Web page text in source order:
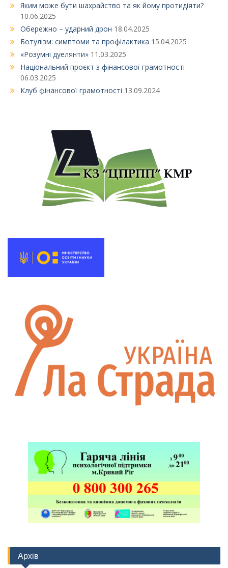
Яким може бути шахрайство та як йому протидіяти?
10.06.2025
Обережно – ударний дрон 18.04.2025
Ботулізм: симптоми та профілактика 15.04.2025
«Розумні дуелянти» 11.03.2025
Національний проєкт з фінансової грамотності
06.03.2025
Клуб фінансової грамотності 13.09.2024
Архів